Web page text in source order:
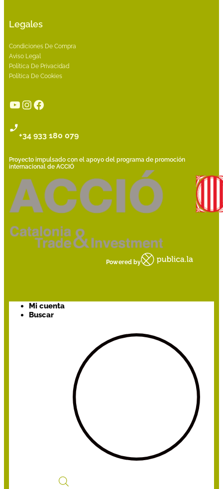
Legales
Condiciones De Compra
Aviso Legal
Política De Privacidad
Política De Cookies
YouTube
Instagram
Facebook
+34 933 180 079
Proyecto impulsado con el apoyo del programa de promoción
internacional de ACCIÓ
Powered by
Mi cuenta
Buscar